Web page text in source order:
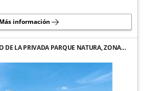
Más información
DE LA PRIVADA PARQUE NATURA, ZONA…